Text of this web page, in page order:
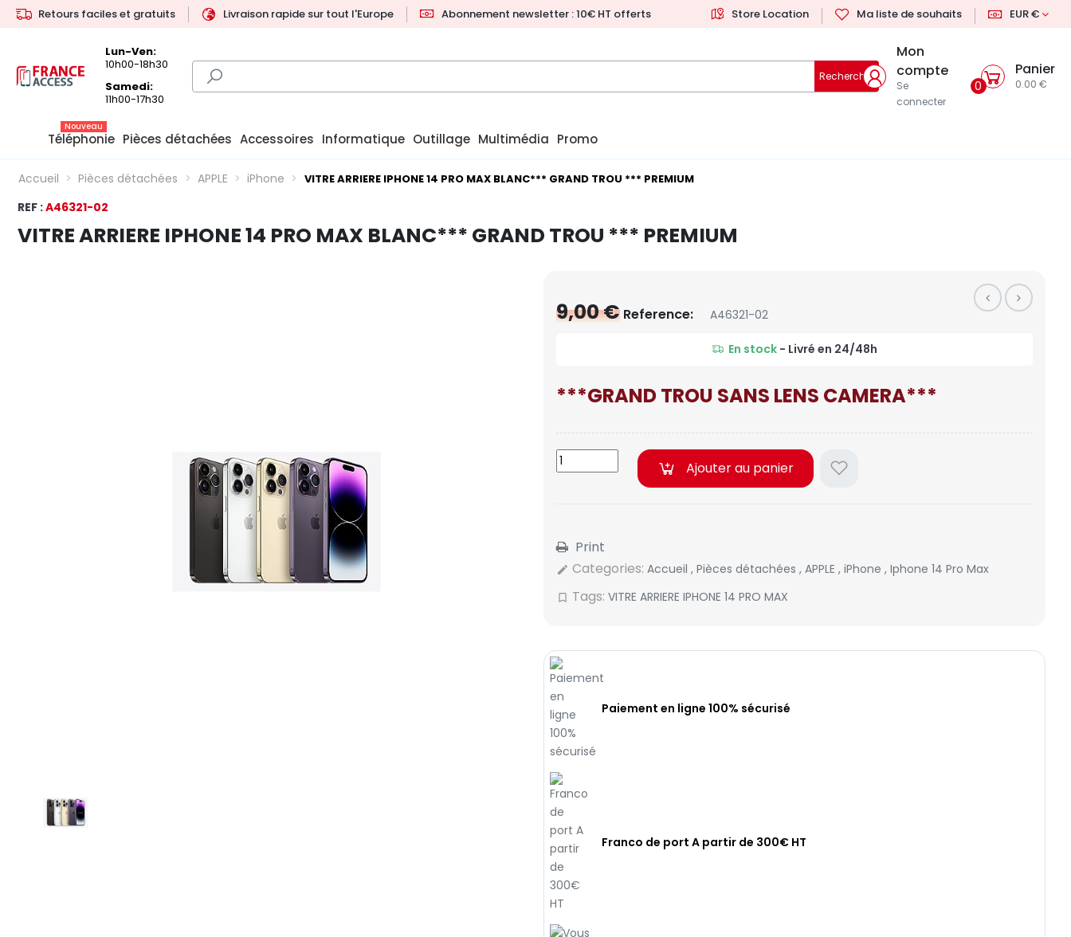
Retours faciles et gratuits Livraison rapide sur tout l'Europe Abonnement newsletter : 10€ HT offerts Store Location Ma liste de souhaits EUR €
Lun-Ven:
10h00-18h30
Samedi:
11h00-17h30
Rechercher
Mon
compte
Se
connecter
0
Panier
0.00 €
Téléphonie
Nouveau
Pièces détachées Accessoires Informatique Outillage Multimédia Promo
Accueil Pièces détachées APPLE iPhone VITRE ARRIERE IPHONE 14 PRO MAX BLANC*** GRAND TROU *** PREMIUM
REF :A46321-02
VITRE ARRIERE IPHONE 14 PRO MAX BLANC*** GRAND TROU *** PREMIUM
9,00 € Reference: A46321-02
En stock - Livré en 24/48h
***GRAND TROU SANS LENS CAMERA***
Ajouter au panier
Print
edit Categories: Accueil , Pièces détachées , APPLE , iPhone , Iphone 14 Pro Max
bookmark_border Tags: VITRE ARRIERE IPHONE 14 PRO MAX
Paiement en ligne 100% sécurisé
Franco de port A partir de 300€ HT